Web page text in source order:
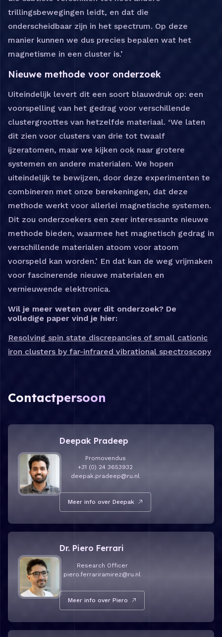
trillingsbewegingen leidt, en dat die
onderscheidbaar zijn in het spectrum. Op deze
manier kunnen we dus precies bepalen wat het
magnetisme in een cluster is.’
Nieuwe methode voor onderzoek
Uiteindelijk levert dit een soort blauwdruk op: een
voorspelling van het gedrag voor verschillende
clustergroottes van hetzelfde materiaal. ‘We laten
dit zien voor clusters van drie tot twaalf
ijzeratomen, maar we kijken ook naar grotere
systemen en andere materialen. We hopen
uiteindelijk te bewijzen, door deze experimenten te
combineren met onze berekeningen, dat deze
methode werkt voor allerlei magnetische systemen.
Dit zou onderzoekers een zeer interessante nieuwe
methode bieden, waarmee het magnetisch gedrag in
verschillende materialen atoom voor atoom
voorspeld kan worden.’ En dat kan de weg vrijmaken
voor fascinerende nieuwe materialen en
vernieuwende elektronica.
Wil je meer weten over dit onderzoek? De
volledige paper vind je hier:
Resolving spin state discrepancies of small cationic
iron clusters by far-infrared vibrational spectroscopy
Contactpersoon
Deepak Pradeep
Promovendus
+31 (0) 24 3653932
deepak.pradeep@ru.nl
Meer info over Deepak
Dr. Piero Ferrari
Research Officer
piero.ferrariramirez@ru.nl
Meer info over Piero